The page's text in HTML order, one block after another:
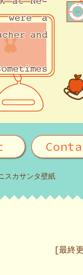
スカサンタ壁紙
[最終